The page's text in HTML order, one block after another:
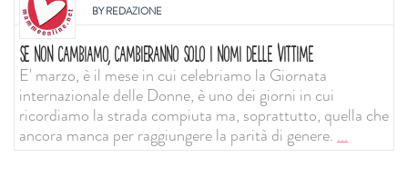
BYREDAZIONE
SE NON CAMBIAMO, CAMBIERANNO SOLO I NOMI DELLE VITTIME
E' marzo, è il mese in cui celebriamo la Giornata
internazionale delle Donne, è uno dei giorni in cui
ricordiamo la strada compiuta ma, soprattutto, quella che
ancora manca per raggiungere la parità di genere. ...